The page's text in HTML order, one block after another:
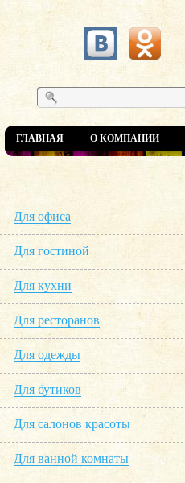
ГЛАВНАЯ О КОМПАНИИ
Для офиса
Для гостиной
Для кухни
Для ресторанов
Для одежды
Для бутиков
Для салонов красоты
Для ванной комнаты